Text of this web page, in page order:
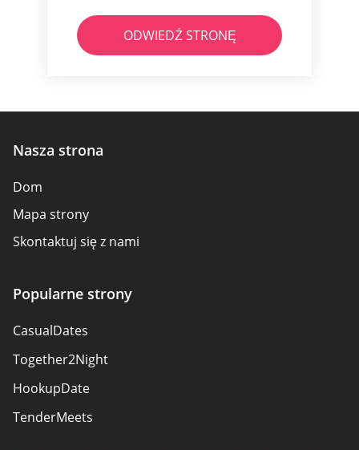
ODWIEDŹ STRONĘ
Nasza strona
Dom
Mapa strony
Skontaktuj się z nami
Popularne strony
СasualDates
Together2Night
HookupDate
TenderMeets